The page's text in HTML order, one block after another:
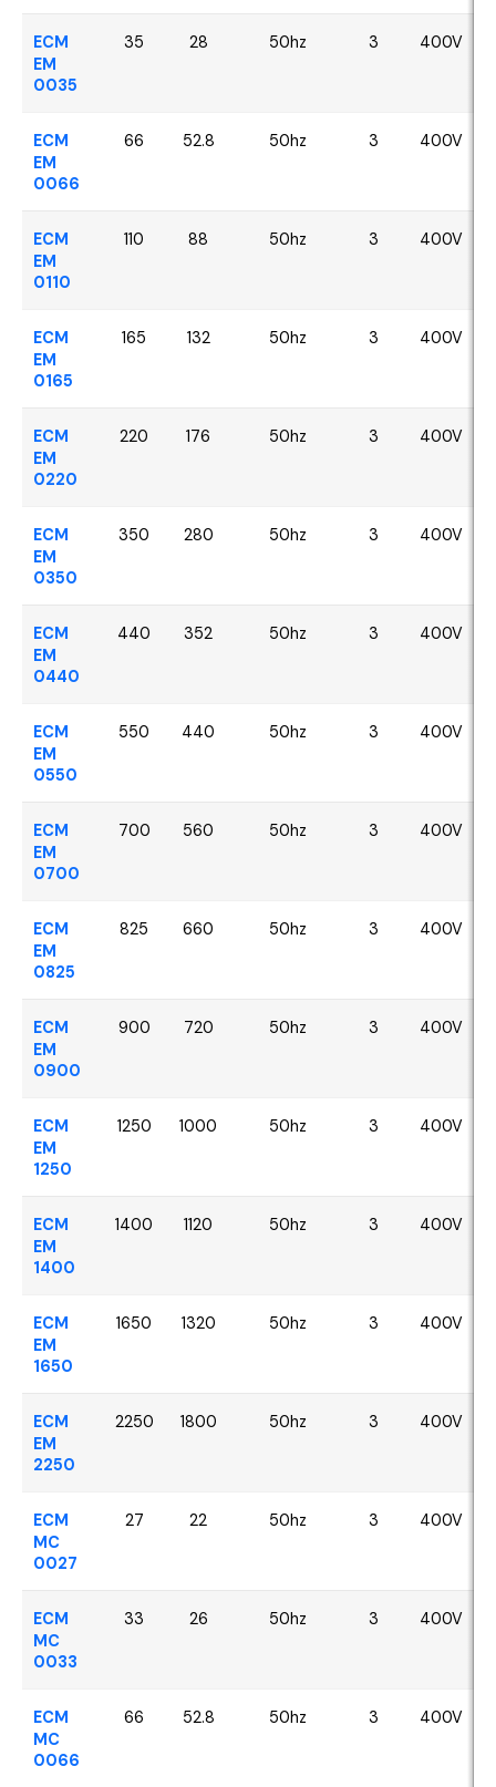
ECM
EM
0035
35 28 50hz 3 400V
ECM
EM
0066
66 52.8 50hz 3 400V
ECM
EM
0110
110 88 50hz 3 400V
ECM
EM
0165
165 132 50hz 3 400V
ECM
EM
0220
220 176 50hz 3 400V
ECM
EM
0350
350 280 50hz 3 400V
ECM
EM
0440
440 352 50hz 3 400V
ECM
EM
0550
550 440 50hz 3 400V
ECM
EM
0700
700 560 50hz 3 400V
ECM
EM
0825
825 660 50hz 3 400V
ECM
EM
0900
900 720 50hz 3 400V
ECM
EM
1250
1250 1000 50hz 3 400V
ECM
EM
1400
1400 1120 50hz 3 400V
ECM
EM
1650
1650 1320 50hz 3 400V
ECM
EM
2250
2250 1800 50hz 3 400V
ECM
MC
0027
27 22 50hz 3 400V
ECM
MC
0033
33 26 50hz 3 400V
ECM
MC
0066
66 52.8 50hz 3 400V